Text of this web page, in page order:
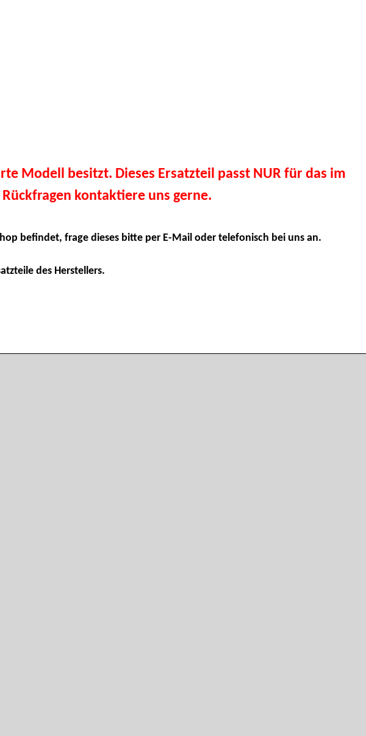
Modell besitzt. Dieses Ersatzteil passt NUR für das im
kontaktiere uns gerne.
befindet, frage dieses bitte per E-Mail oder telefonisch bei uns an.
des Herstellers.